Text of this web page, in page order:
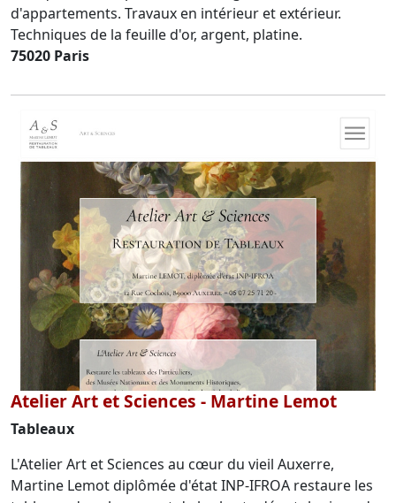
d'appartements. Travaux en intérieur et extérieur.
Techniques de la feuille d'or, argent, platine.
75020 Paris
Atelier Art et Sciences - Martine Lemot
Tableaux
L'Atelier Art et Sciences au cœur du vieil Auxerre,
Martine Lemot diplômée d'état INP-IFROA restaure les